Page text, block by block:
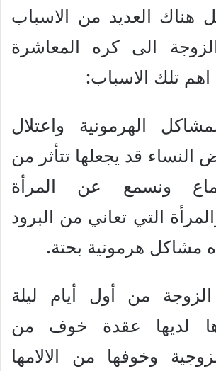
هناك العديد من الاسباب
الى كره المعاشرة
تلك الاسباب:
الهرمونية واعتلال
النساء قد يجعلها تتأثر من
ونسمع عن المرأة
التي تعاني من البرود
مشاكل هرمونية بحتة.
من أول أيام ليلة
لديها عقدة خوف من
وخوفها من الالامها